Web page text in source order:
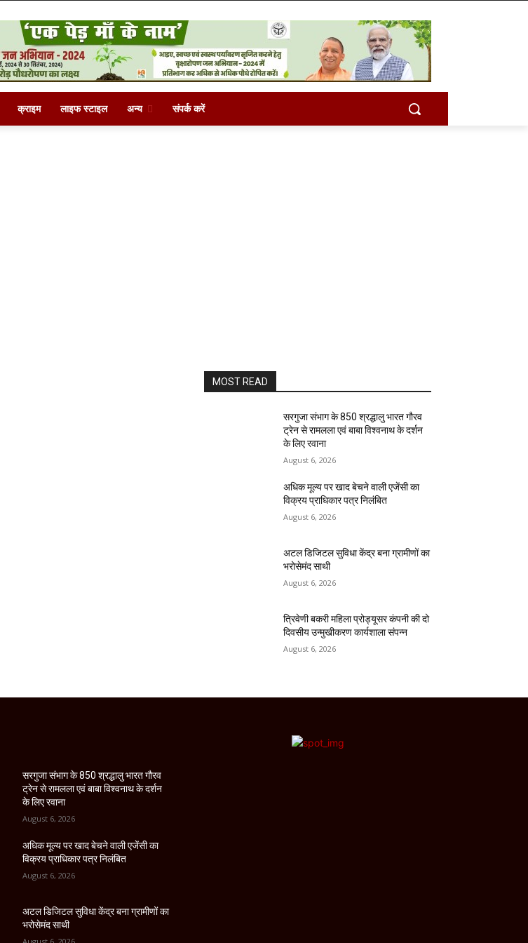
क्राइम लाइफ स्टाइल अन्य संपर्क करें
MOST READ
सरगुजा संभाग के 850 श्रद्धालु भारत गौरव
ट्रेन से रामलला एवं बाबा विश्वनाथ के दर्शन
के लिए रवाना
August 6, 2026
अधिक मूल्य पर खाद बेचने वाली एजेंसी का
विक्रय प्राधिकार पत्र निलंबित
August 6, 2026
अटल डिजिटल सुविधा केंद्र बना ग्रामीणों का
भरोसेमंद साथी
August 6, 2026
त्रिवेणी बकरी महिला प्रोड्यूसर कंपनी की दो
दिवसीय उन्मुखीकरण कार्यशाला संपन्न
August 6, 2026
सरगुजा संभाग के 850 श्रद्धालु भारत गौरव
ट्रेन से रामलला एवं बाबा विश्वनाथ के दर्शन
के लिए रवाना
August 6, 2026
अधिक मूल्य पर खाद बेचने वाली एजेंसी का
विक्रय प्राधिकार पत्र निलंबित
August 6, 2026
अटल डिजिटल सुविधा केंद्र बना ग्रामीणों का
भरोसेमंद साथी